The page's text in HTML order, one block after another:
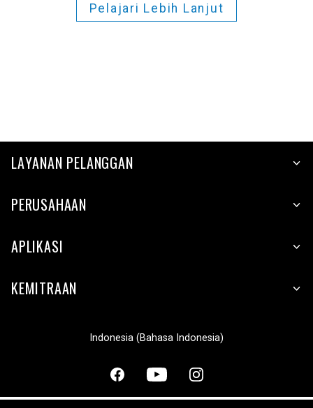
Pelajari Lebih Lanjut
LAYANAN PELANGGAN
PERUSAHAAN
APLIKASI
KEMITRAAN
Indonesia (Bahasa Indonesia)